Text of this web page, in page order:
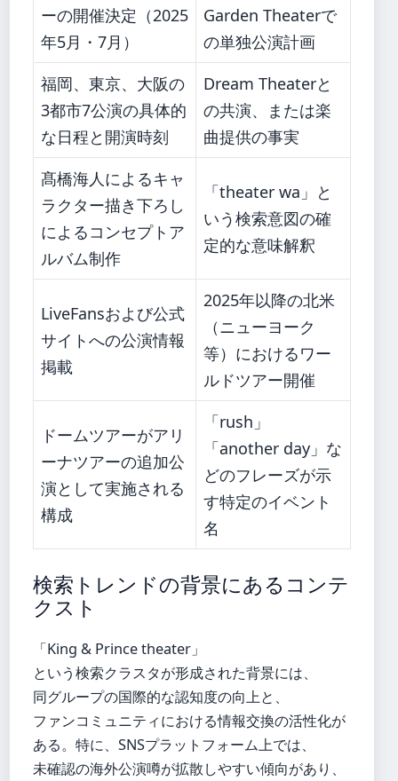
ーの開催決定（2025
年5月・7月）
Garden Theaterで
の単独公演計画
福岡、東京、大阪の
3都市7公演の具体的
な日程と開演時刻
Dream Theaterと
の共演、または楽
曲提供の事実
髙橋海人によるキャ
ラクター描き下ろし
によるコンセプトア
ルバム制作
「theater wa」と
いう検索意図の確
定的な意味解釈
LiveFansおよび公式
サイトへの公演情報
掲載
2025年以降の北米
（ニューヨーク
等）におけるワー
ルドツアー開催
ドームツアーがアリ
ーナツアーの追加公
演として実施される
構成
「rush」
「another day」な
どのフレーズが示
す特定のイベント
名
検索トレンドの背景にあるコンテ
クスト
「King & Prince theater」
という検索クラスタが形成された背景には、
同グループの国際的な認知度の向上と、
ファンコミュニティにおける情報交換の活性化が
ある。特に、SNSプラットフォーム上では、
未確認の海外公演噂が拡散しやすい傾向があり、